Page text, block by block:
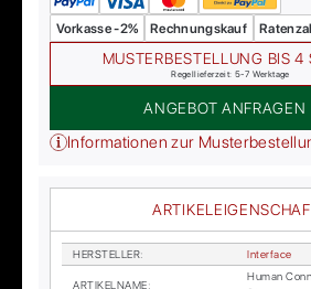
Vorkasse -2% Rechnungskauf
MUSTERBESTELLUNG BIS 4
Regellieferzeit: 5-7 Werktage
ANGEBOT ANFRAGEN
Informationen zur
HER­STEL­LER: In­ter­face
AR­TI­KEL­NA­ME:
Hu­man